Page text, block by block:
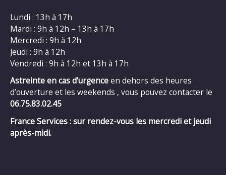
Lundi : 13h à 17h
Mardi : 9h à 12h – 13h à 17h
Mercredi : 9h à 12h
Jeudi : 9h à 12h
Vendredi : 9h à 12h et 13h à 17h
Astreinte en cas d’urgenceen dehors des heures
d’ouverture et les weekends , vous pouvez contacter le
06.75.83.02.45
France Services : sur rendez-vous les mercredi et jeudi
après-midi.